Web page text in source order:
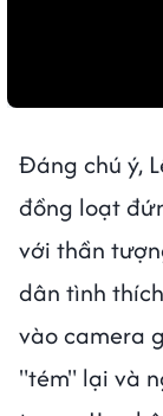
Đáng chú ý,
đồng loạt
với thần
dân tình
vào camera
"tém" lại và